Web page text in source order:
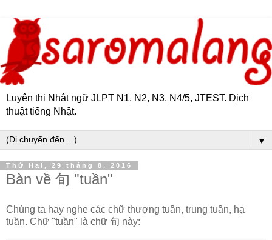
Luyện thi Nhật ngữ JLPT N1, N2, N3, N4/5, JTEST. Dịch
thuật tiếng Nhật.
▼
Thứ Hai, 29 tháng 8, 2016
Bàn về 旬 "tuần"
Chúng ta hay nghe các chữ thượng tuần, trung tuần, hạ
tuần. Chữ "tuần" là chữ 旬 này: